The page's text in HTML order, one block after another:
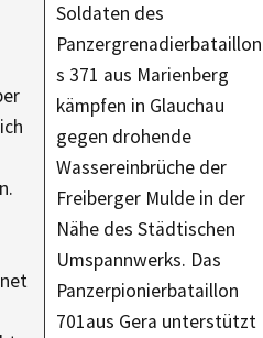
Soldaten des
Panzergrenadierbataillon
s 371 aus Marienberg
kämpfen in Glauchau
gegen drohende
Wassereinbrüche der
Freiberger Mulde in der
Nähe des Städtischen
Umspannwerks. Das
Panzerpionierbataillon
701aus Gera unterstützt